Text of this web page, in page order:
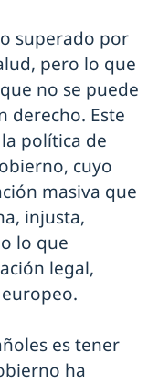
superado por
pero lo que
no se puede
derecho. Este
política de
cuyo
masiva que
injusta,
lo que
legal,
es tener
ha